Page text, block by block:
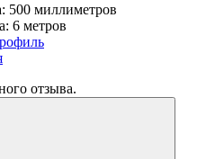
500 миллиметров
6 метров
отзыва.